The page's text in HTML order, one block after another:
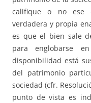
califique o no ese
verdadera y propia
es que el bien sale
para englobarse
disponibilidad está
del patrimonio
sociedad (cfr.
punto de vista es